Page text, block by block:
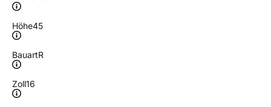
Höhe45
BauartR
Zoll16